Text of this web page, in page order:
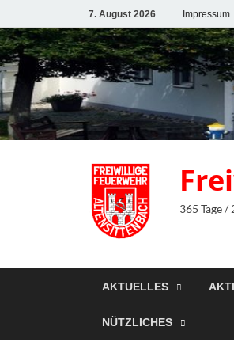
7. August 2026 Impressum
365 Tage /
AKTUELLES
NÜTZLICHES